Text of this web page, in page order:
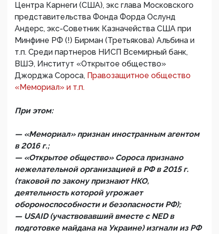
Центра Карнеги (США), экс глава Московского
представительства Фонда Форда Ослунд
Андерс, экс-Советник Казначейства США при
Минфине РФ (!) Бирман (Третьякова) Альбина и
т.п. Среди партнеров НИСП Всемирный банк,
ВШЭ, Институт «Открытое общество»
Джорджа Сороса, Правозащитное общество
«Мемориал» и т.п.
При этом:
— «Мемориал» признан иностранным агентом
в 2016 г.;
— «Открытое общество» Сороса признано
нежелательной организацией в РФ в 2015 г.
(таковой по закону признают НКО,
деятельность которой угрожает
обороноспособности и безопасности РФ);
— USAID (участвовавший вместе с NED в
подготовке майдана на Украине) изгнали из РФ